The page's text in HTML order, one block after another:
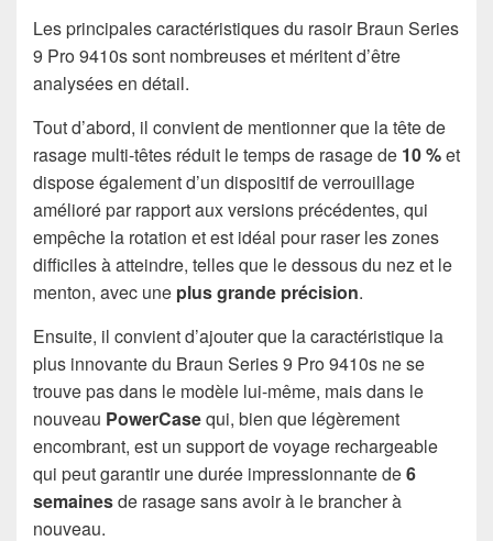
Les principales caractéristiques du rasoir Braun Series
9 Pro 9410s sont nombreuses et méritent d’être
analysées en détail.
Tout d’abord, il convient de mentionner que la tête de
rasage multi-têtes réduit le temps de rasage de 10 %et
dispose également d’un dispositif de verrouillage
amélioré par rapport aux versions précédentes, qui
empêche la rotation et est idéal pour raser les zones
difficiles à atteindre, telles que le dessous du nez et le
menton, avec une plus grande précision.
Ensuite, il convient d’ajouter que la caractéristique la
plus innovante du Braun Series 9 Pro 9410s ne se
trouve pas dans le modèle lui-même, mais dans le
nouveau PowerCasequi, bien que légèrement
encombrant, est un support de voyage rechargeable
qui peut garantir une durée impressionnante de6
semainesde rasage sans avoir à le brancher à
nouveau.